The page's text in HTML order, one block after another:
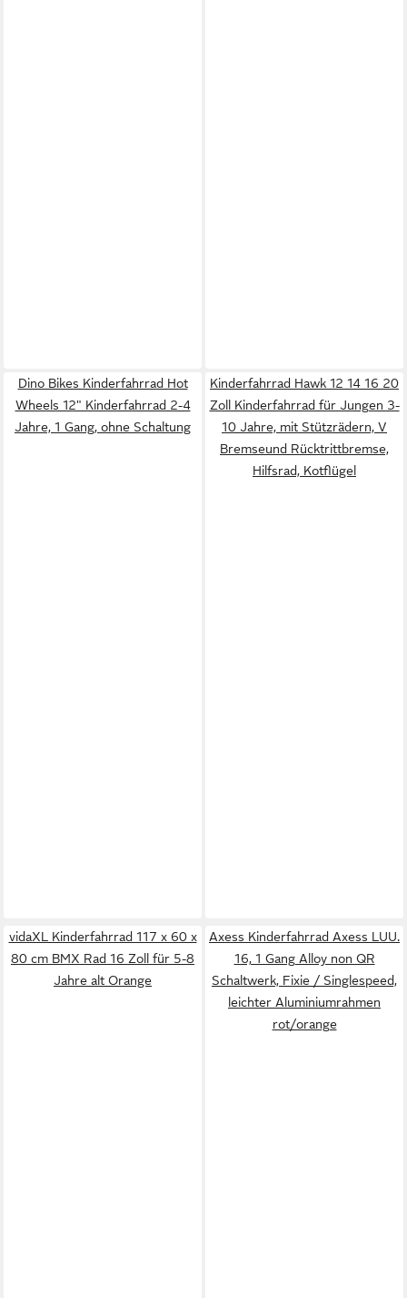
Dino Bikes Kinderfahrrad Hot
Wheels 12" Kinderfahrrad 2-4
Jahre, 1 Gang, ohne Schaltung
Kinderfahrrad Hawk 12 14 16 20
Zoll Kinderfahrrad für Jungen 3-
10 Jahre, mit Stützrädern, V
Bremseund Rücktrittbremse,
Hilfsrad, Kotflügel
vidaXL Kinderfahrrad 117 x 60 x
80 cm BMX Rad 16 Zoll für 5-8
Jahre alt Orange
Axess Kinderfahrrad Axess LUU.
16, 1 Gang Alloy non QR
Schaltwerk, Fixie / Singlespeed,
leichter Aluminiumrahmen
rot/orange